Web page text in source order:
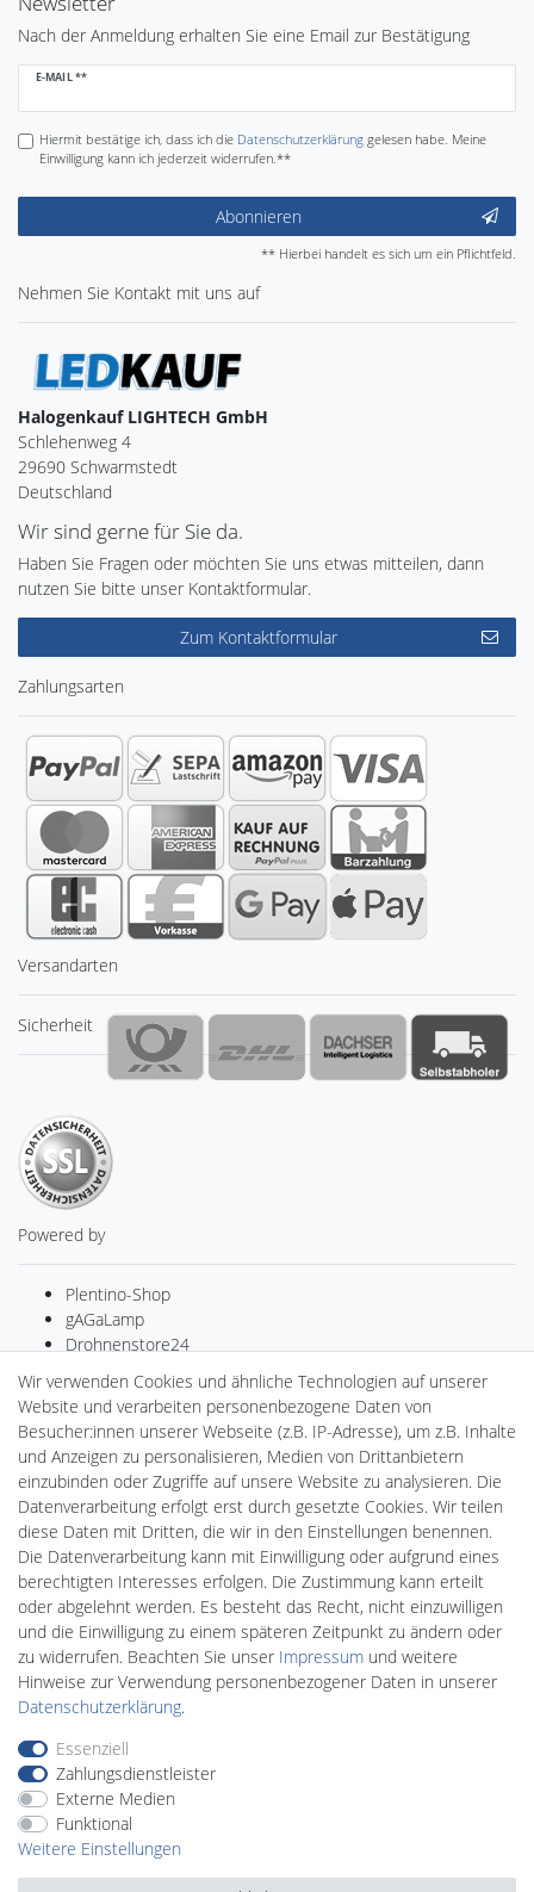
Nach der Anmeldung erhalten Sie eine Email zur Bestätigung
E-MAIL **
Newsletter
Hiermit bestätige ich, dass ich die Daten­schutz­erklärunggelesen habe. Meine
Einwilligung kann ich jederzeit widerrufen.**
Abonnieren
** Hierbei handelt es sich um ein Pflichtfeld.
Nehmen Sie Kontakt mit uns auf
Halogenkauf LIGHTECH GmbH
Schlehenweg 4
29690 Schwarmstedt
Deutschland
Wir sind gerne für Sie da.
Haben Sie Fragen oder möchten Sie uns etwas mitteilen, dann
nutzen Sie bitte unser Kontaktformular.
Zum Kontaktformular
Zahlungsarten
Versandarten
Sicherheit
Powered by
Plentino-Shop
gAGaLamp
Drohnenstore24
Cardanlight-Shop
Batteriespeicher
PlentiSolar
Gebrauchtlicht
Wallbox24
DEYESOLAR
Lightech Connect
CardanLight Europe
FORTIMO LEDs
LED-RETROSHOP
MeinUSB
Impressum
Barrierefreiheitserklärung
Vertrag widerrufen
Wir verwenden Cookies und ähnliche Technologien auf unserer
Website und verarbeiten personenbezogene Daten von
Besucher:innen unserer Webseite (z.B. IP-Adresse), um z.B. Inhalte
und Anzeigen zu personalisieren, Medien von Drittanbietern
einzubinden oder Zugriffe auf unsere Website zu analysieren. Die
Datenverarbeitung erfolgt erst durch gesetzte Cookies. Wir teilen
diese Daten mit Dritten, die wir in den Einstellungen benennen.
Die Datenverarbeitung kann mit Einwilligung oder aufgrund eines
berechtigten Interesses erfolgen. Die Zustimmung kann erteilt
oder abgelehnt werden. Es besteht das Recht, nicht einzuwilligen
und die Einwilligung zu einem späteren Zeitpunkt zu ändern oder
zu widerrufen. Beachten Sie unser Impressum und weitere
Hinweise zur Verwendung personenbezogener Daten in unserer
Daten­schutz­erklärung.
Essenziell
Zahlungsdienstleister
Externe Medien
Funktional
Weitere Einstellungen